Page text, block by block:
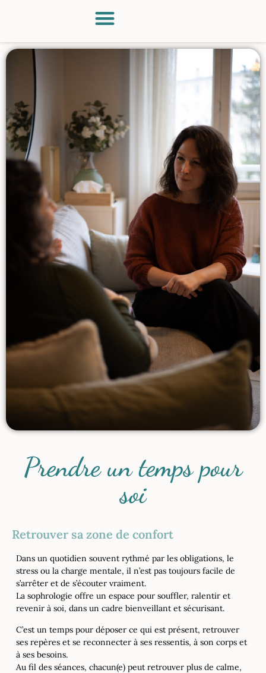
Prendre un temps pour
soi
Retrouver sa zone de confort
Dans un quotidien souvent rythmé par les obligations, le
stress ou la charge mentale, il n’est pas toujours facile de
s’arrêter et de s’écouter vraiment.
La sophrologie offre un espace pour souffler, ralentir et
revenir à soi, dans un cadre bienveillant et sécurisant.
C’est un temps pour déposer ce qui est présent, retrouver
ses repères et se reconnecter à ses ressentis, à son corps et
à ses besoins.
Au fil des séances, chacun(e) peut retrouver plus de calme,